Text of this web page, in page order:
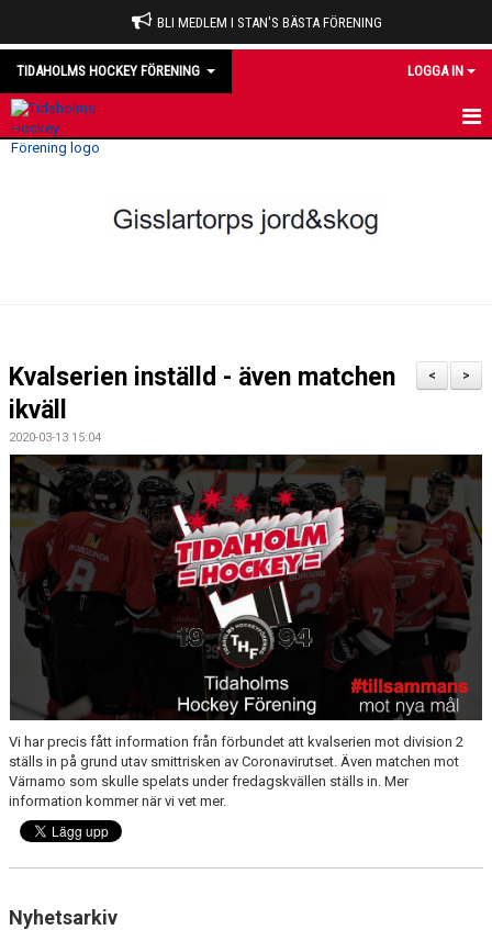
BLI MEDLEM I STAN'S BÄSTA FÖRENING
TIDAHOLMS HOCKEY FÖRENING LOGGA IN
MATCHER
DOMARE
MEDLEM
KIOSKEN
THF UNGDOMSPOLICY - RÖDA TRÅD
PROFILKLÄDER
BILDGALLERI
TRISSBOLAGET
DOKUMENT
ALLMÄNHETENS ÅKNING
>
<
Kvalserien inställd - även matchen
ikväll
2020-03-13 15:04
Vi har precis fått information från förbundet att kvalserien mot division 2
ställs in på grund utav smittrisken av Coronavirutset. Även matchen mot
Värnamo som skulle spelats under fredagskvällen ställs in. Mer
information kommer när vi vet mer.
Nyhetsarkiv